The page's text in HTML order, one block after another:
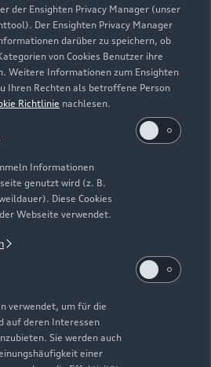
der Ensighten Privacy Manager (unser
Der Ensighten Privacy Manager
darüber zu speichern, ob
von Cookies Benutzer ihre
Weitere Informationen zum Ensighten
Ihren Rechten als betroffene Person
Richtlinie nachlesen.
Informationen
genutzt wird (z. B.
Diese Cookies
Webseite verwendet.
verwendet, um für die
auf deren Interessen
Sie werden auch
einer
Hinweisgebersystem
Cookie-Einstellungen